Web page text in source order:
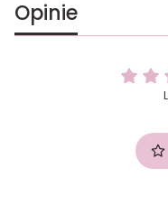
Opinie